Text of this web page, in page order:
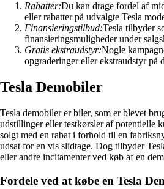
Rabatter:Du kan drage fordel af
eller rabatter på udvalgte Tesla
Finansieringstilbud:Tesla tilbyder
finansieringsmuligheder under
Gratis ekstraudstyr:Nogle
opgraderinger eller ekstraudstyr på
Tesla Demobiler
Tesla demobiler er biler, som er blevet
udstillinger eller testkørsler af potentielle
solgt med en rabat i forhold til en
udsat for en vis slidtage. Dog tilbyder
eller andre incitamenter ved køb af en
Fordele ved at købe en Tesla